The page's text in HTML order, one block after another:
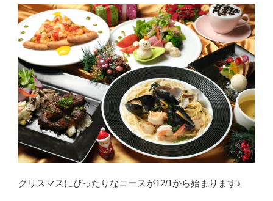
クリスマスにぴったりなコースが12/1から始まります♪